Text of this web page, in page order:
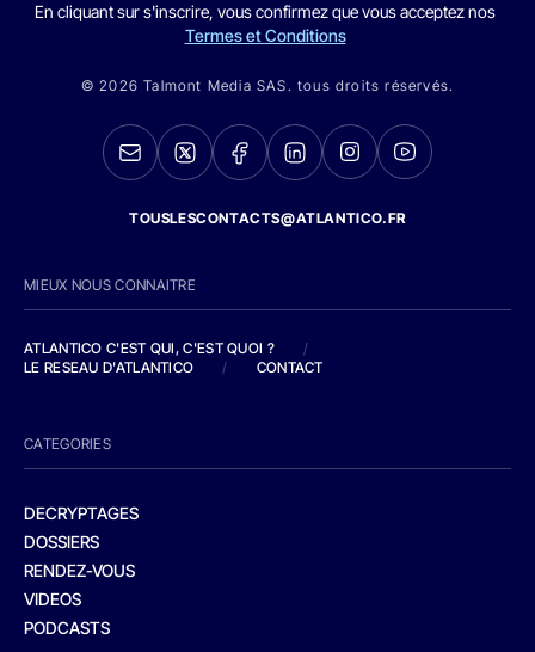
En cliquant sur s'inscrire, vous confirmez que vous acceptez nos
Termes et Conditions
© 2026 Talmont Media SAS. tous droits réservés.
TOUSLESCONTACTS@ATLANTICO.FR
MIEUX NOUS CONNAITRE
ATLANTICO C'EST QUI, C'EST QUOI ?
/
LE RESEAU D'ATLANTICO
/ CONTACT
CATEGORIES
DECRYPTAGES
DOSSIERS
RENDEZ-VOUS
VIDEOS
PODCASTS